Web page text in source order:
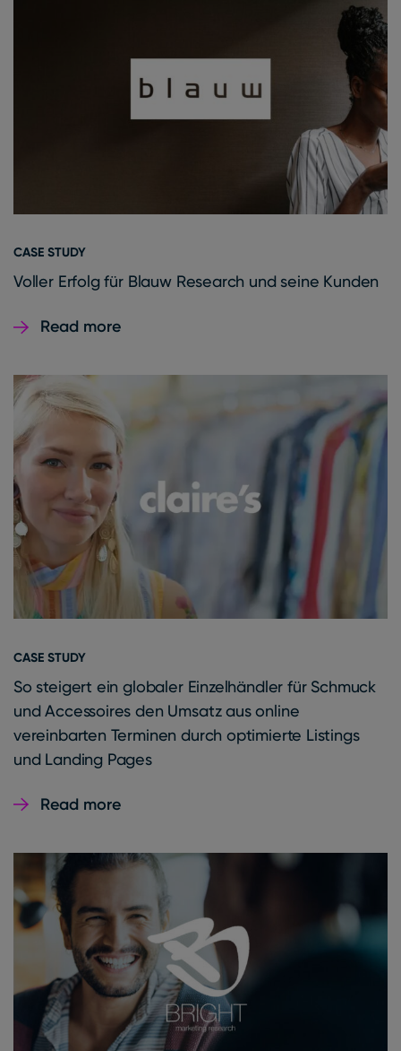
CASE STUDY
Voller Erfolg für Blauw Research und seine Kunden
Read more
CASE STUDY
So steigert ein globaler Einzelhändler für Schmuck
und Accessoires den Umsatz aus online
vereinbarten Terminen durch optimierte Listings
und Landing Pages
Read more